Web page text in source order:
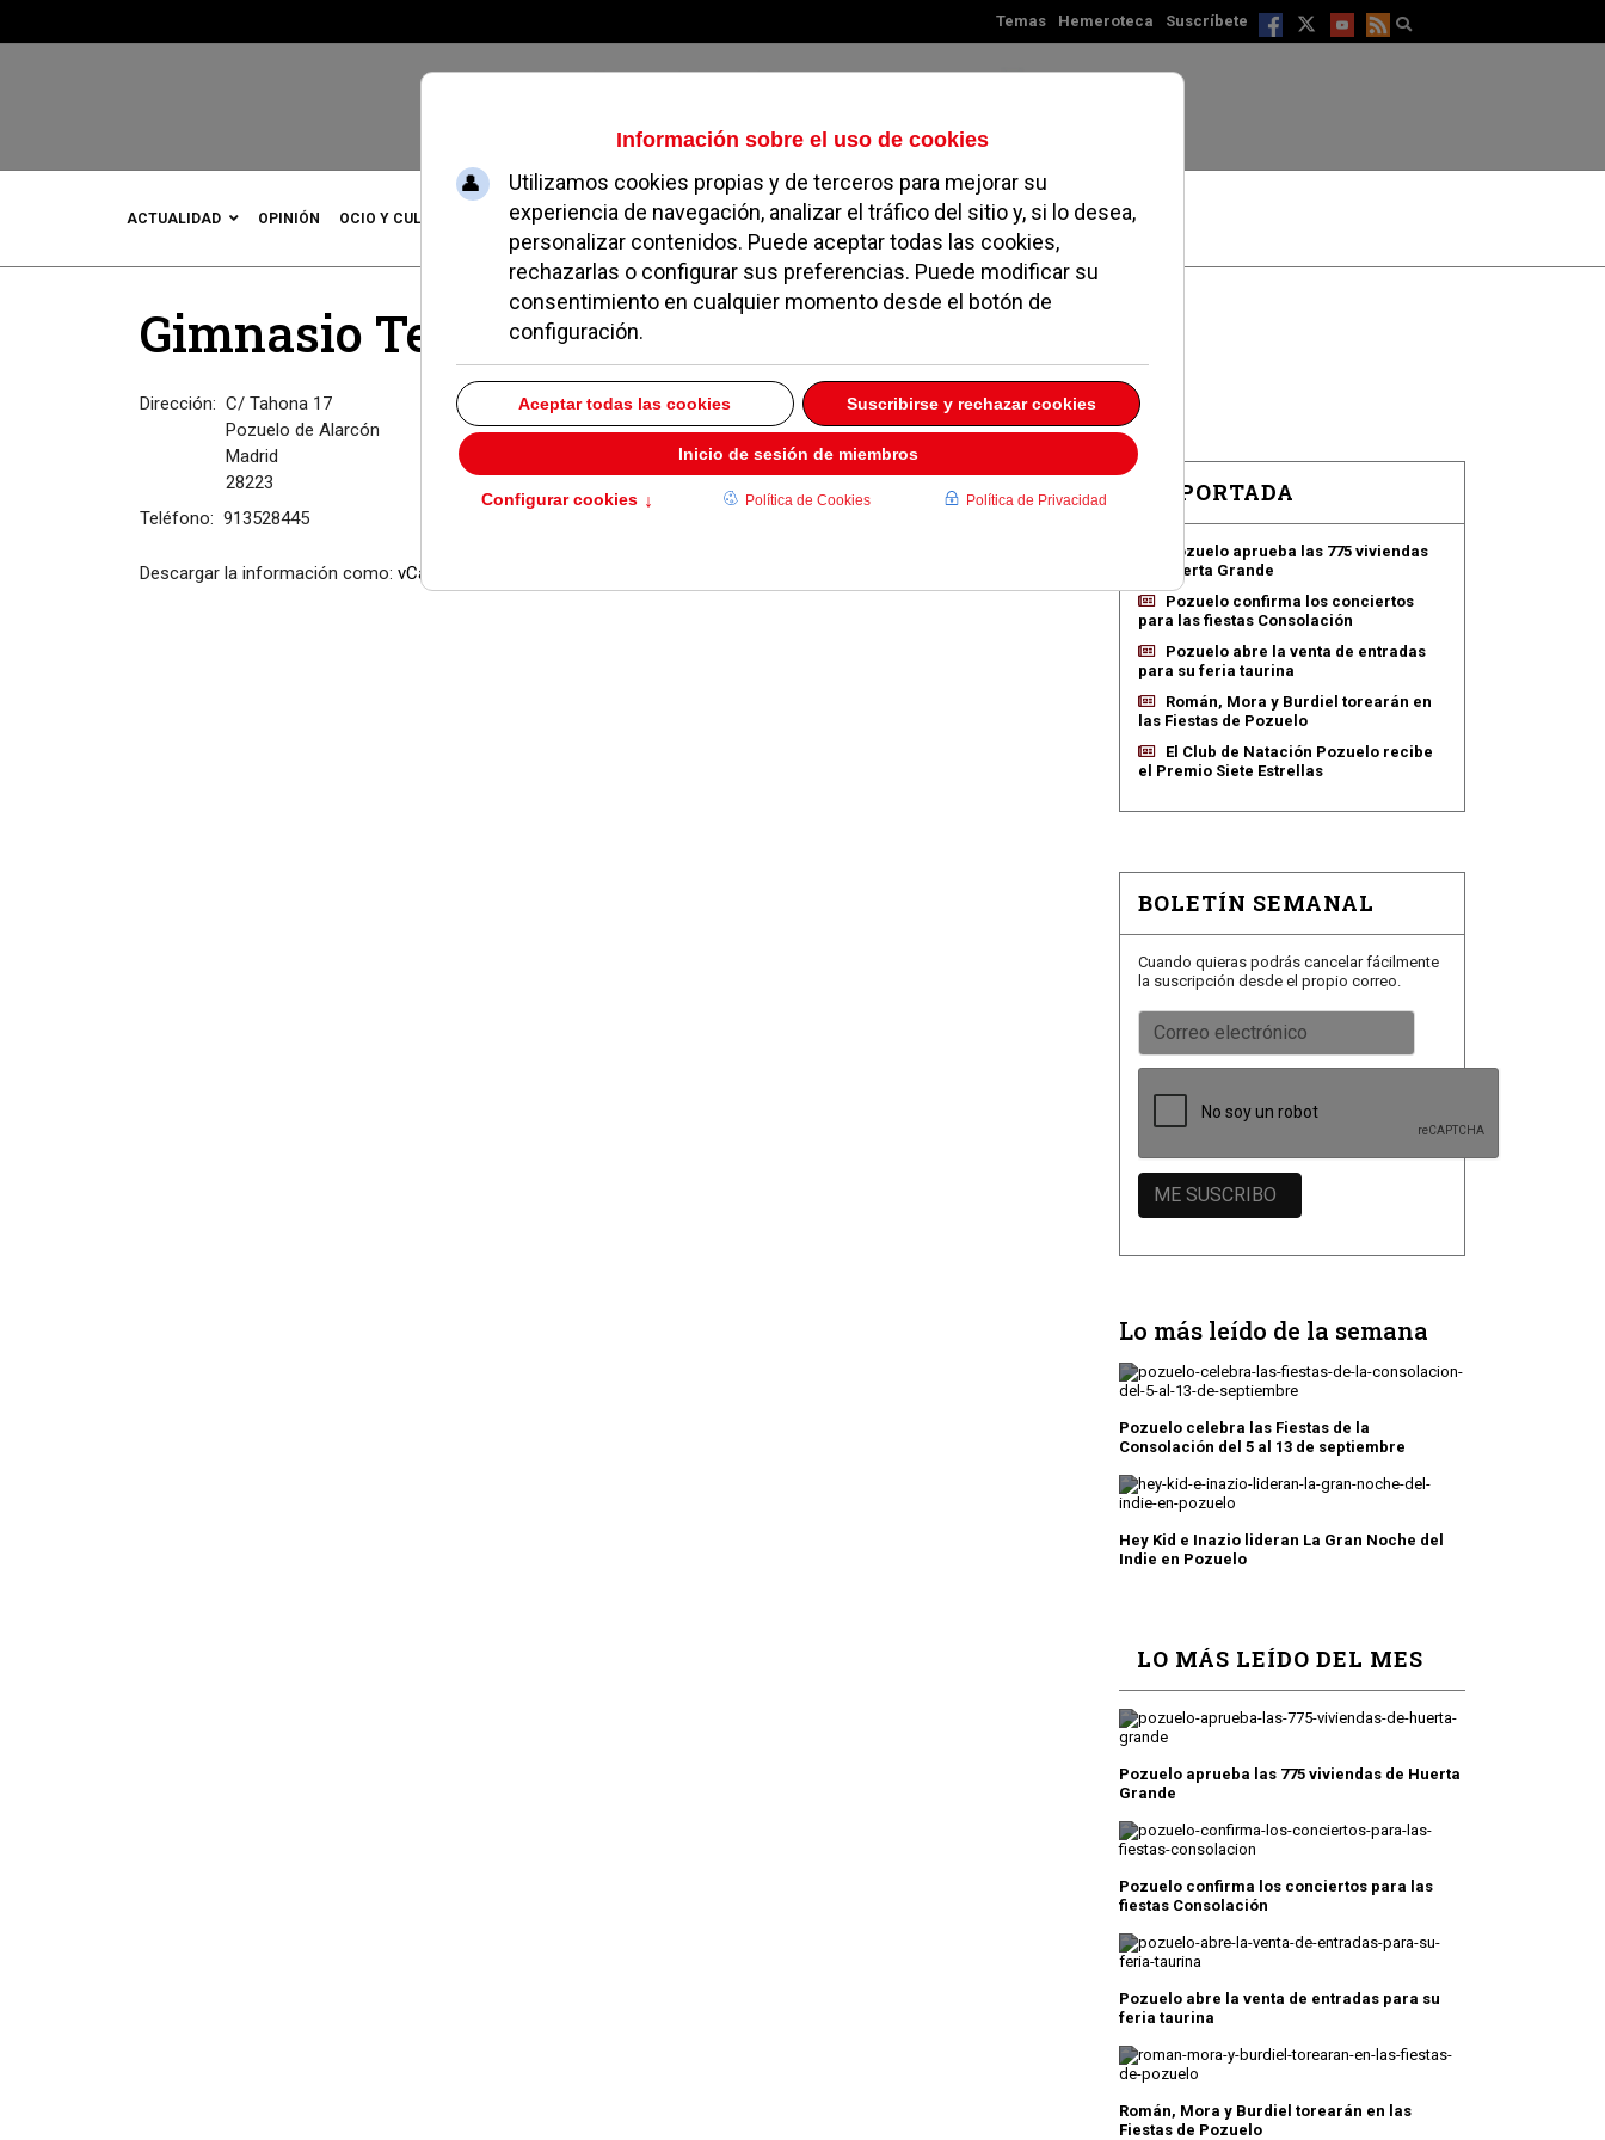
Temas Hemeroteca Suscríbete
Viernes, 07 de agosto de 2026
ACTUALIDAD OPINIÓN OCIO Y CULTURA DEPORTES MADRID NOROESTE SOCIEDAD MAGAZINE SERVICIOS
Gimnasio Team Pozuelo
Dirección: C/ Tahona 17
Pozuelo de Alarcón
Madrid
28223
Teléfono: 913528445
Descargar la información como: vCard
EN PORTADA
Pozuelo aprueba las 775 viviendas
de Huerta Grande
Pozuelo confirma los conciertos
para las fiestas Consolación
Pozuelo abre la venta de entradas
para su feria taurina
Román, Mora y Burdiel torearán en
las Fiestas de Pozuelo
El Club de Natación Pozuelo recibe
el Premio Siete Estrellas
BOLETÍN SEMANAL
Cuando quieras podrás cancelar fácilmente
la suscripción desde el propio correo.
Lo más leído de la semana
Pozuelo celebra las Fiestas de la
Consolación del 5 al 13 de septiembre
Hey Kid e Inazio lideran La Gran Noche del
Indie en Pozuelo
LO MÁS LEÍDO DEL MES
Pozuelo aprueba las 775 viviendas de Huerta
Grande
Pozuelo confirma los conciertos para las
fiestas Consolación
Pozuelo abre la venta de entradas para su
feria taurina
Román, Mora y Burdiel torearán en las
Fiestas de Pozuelo